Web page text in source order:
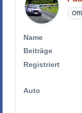
Name
Beiträge
Registriert
Auto